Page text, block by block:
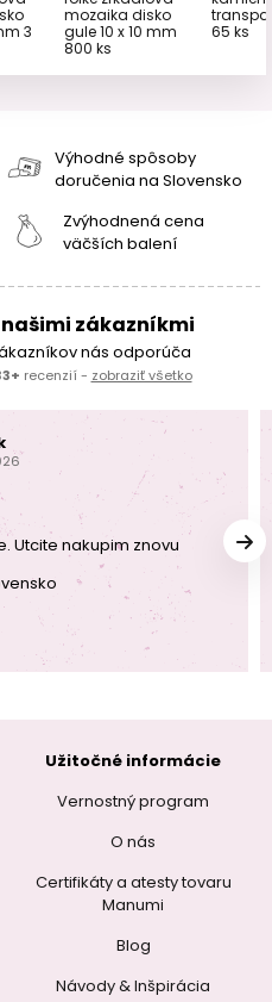
3
mozaika disko
gule 10 x 10 mm
800 ks
65 ks
Výhodné spôsoby
doručenia na Slovensko
Zvýhodnená cena
väčších balení
našimi zákazníkmi
nás odporúča
recenzií - zobraziť všetko
Utcite nakupim znovu
Užitočné informácie
Vernostný program
O nás
Certifikáty a atesty tovaru
Manumi
Blog
Návody & Inšpirácia